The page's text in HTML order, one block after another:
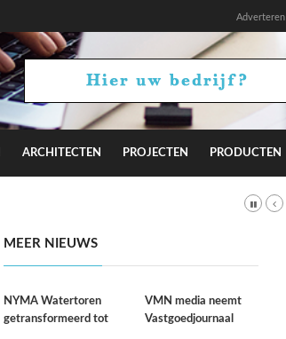
Adverteren
ARCHITECTEN PROJECTEN PRODUCTEN
MEER NIEUWS
NYMA Watertoren
getransformeerd tot
VMN media neemt
Vastgoedjournaal